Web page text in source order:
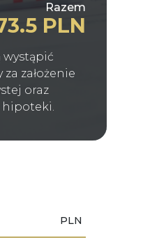
Razem
PLN
wystąpić
założenie
oraz
PLN